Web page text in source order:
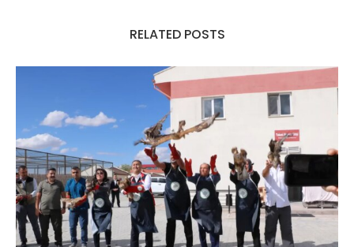
RELATED POSTS